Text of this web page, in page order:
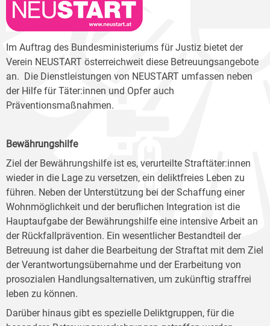
Im Auftrag des Bundesministeriums für Justiz bietet der
Verein NEUSTART österreichweit diese Betreuungsangebote
an. Die Dienstleistungen von NEUSTART umfassen neben
der Hilfe für Täter:innen und Opfer auch
Präventionsmaßnahmen.
Bewährungshilfe
Ziel der Bewährungshilfe ist es, verurteilte Straftäter:innen
wieder in die Lage zu versetzen, ein deliktfreies Leben zu
führen. Neben der Unterstützung bei der Schaffung einer
Wohnmöglichkeit und der beruflichen Integration ist die
Hauptaufgabe der Bewährungshilfe eine intensive Arbeit an
der Rückfallprävention. Ein wesentlicher Bestandteil der
Betreuung ist daher die Bearbeitung der Straftat mit dem Ziel
der Verantwortungsübernahme und der Erarbeitung von
prosozialen Handlungsalternativen, um zukünftig straffrei
leben zu können.
Darüber hinaus gibt es spezielle Deliktgruppen, für die